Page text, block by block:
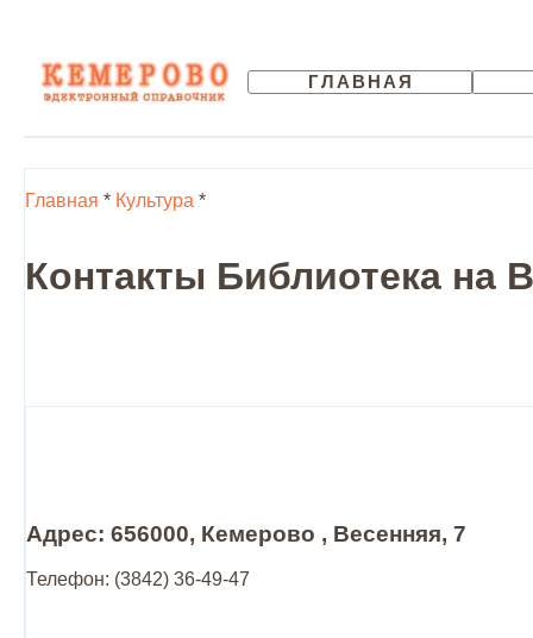
ГЛАВНАЯ
Главная * Культура *
Контакты Библиотека на
Адрес: 656000, Кемерово , Весенняя, 7
Телефон: (3842) 36-49-47